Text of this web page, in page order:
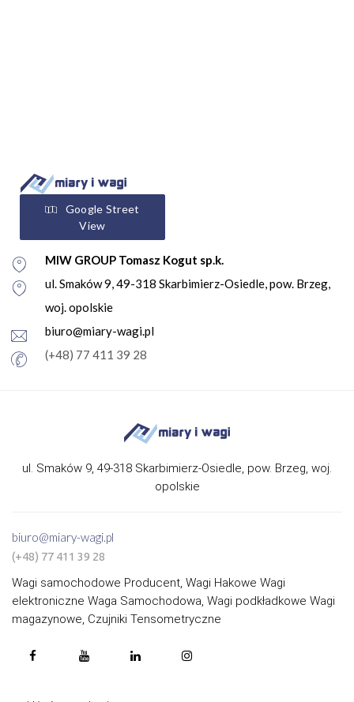
Google Street
View
MIW GROUP Tomasz Kogut sp.k.
ul. Smaków 9, 49-318 Skarbimierz-Osiedle, pow. Brzeg,
woj. opolskie
biuro@miary-wagi.pl
(+48) 77 411 39 28
ul. Smaków 9, 49-318 Skarbimierz-Osiedle, pow. Brzeg, woj.
opolskie
biuro@miary-wagi.pl
(+48) 77 411 39 28
Wagi samochodowe Producent, Wagi Hakowe Wagi
elektroniczne Waga Samochodowa, Wagi podkładkowe Wagi
magazynowe, Czujniki Tensometryczne